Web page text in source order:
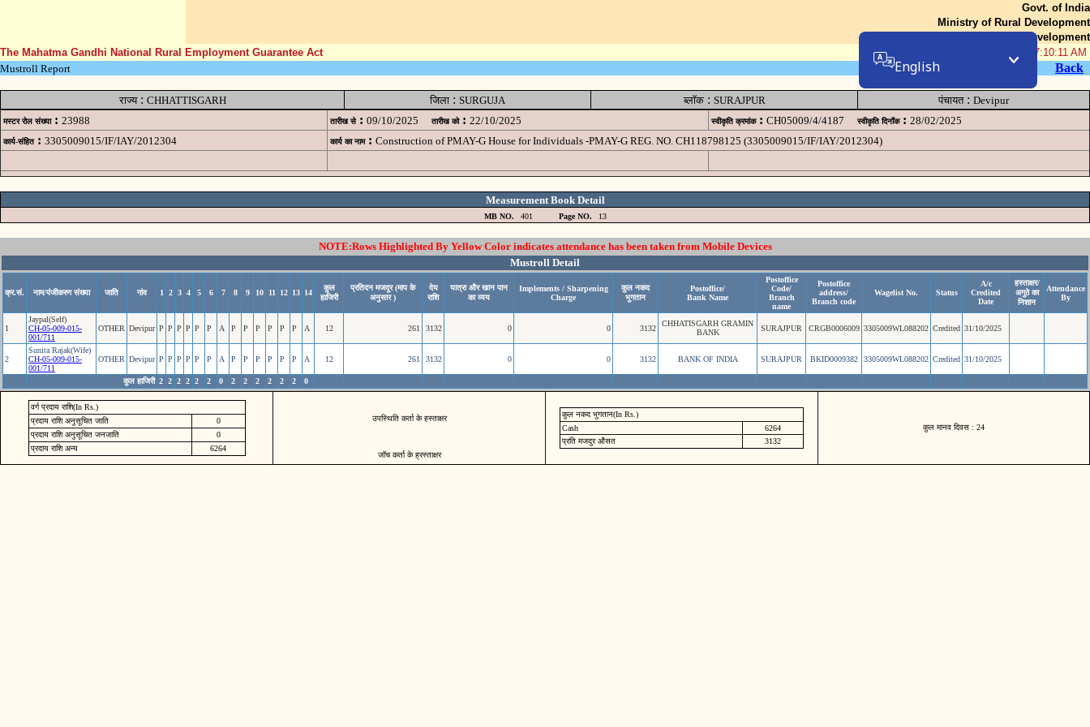
Govt. of India
Ministry of Rural Development
Department of Rural Development
The Mahatma Gandhi National Rural Employment Guarantee Act
08-Aug-2026 07:10:11 AM
Mustroll Report
Back
राज्य: CHHATTISGARH जिला : SURGUJA ब्लॉक: SURAJPUR पंचायत: Devipur
मस्टर रोल संख्या : 23988 तारीख से : 09/10/2025 तारीख को : 22/10/2025 स्वीकृति क्रमांक : CH05009/4/4187 स्वीकृति दिनॉंक : 28/02/2025
कार्य-संहित : 3305009015/IF/IAY/2012304 कार्य का नाम : Construction of PMAY-G House for Individuals -PMAY-G REG. NO. CH118798125 (3305009015/IF/IAY/2012304)
Measurement Book Detail
MB NO. 401 Page NO. 13
NOTE:Rows Highlighted By Yellow Color indicates attendance has been taken from Mobile Devices
Mustroll Detail
क्र.सं. नाम/पंजीकरण संख्या जाति गांव 1 2 3 4 5 6 7 8 9 10 11 12 13 14
कुल
हाजिरी
प्रतिदन मजदूर (माप के
अनुसार )
देय
राशि
यात्रा और खान पान
का व्यय
Implements / Sharpening
Charge
कुल नकद
भुगतान
Postoffice/
Bank Name
Postoffice
Code/
Branch
name
Postoffice
address/
Branch code
Wagelist No. Status
A/c
Credited
Date
हस्ताक्षर/
अगुठे का
निशान
Attendance
By
1
Jaypal(Self)
CH-05-009-015-
001/711
OTHER Devipur P P P P P P A P P P P P P A 12 261 3132 0 0 3132
CHHATISGARH GRAMIN
BANK
SURAJPUR CRGB0006009 3305009WL088202 Credited 31/10/2025
2
Sunita Rajak(Wife)
CH-05-009-015-
001/711
OTHER Devipur P P P P P P A P P P P P P A 12 261 3132 0 0 3132 BANK OF INDIA SURAJPUR BKID0009382 3305009WL088202 Credited 31/10/2025
कुल हाजिरी 2 2 2 2 2 2 0 2 2 2 2 2 2 0
वर्ग प्रदाय राशि(In Rs.)
प्रदाय राशि अनुसूचित जाति
0
प्रदाय राशि अनुसूचित जनजाति
0
प्रदाय राशि अन्य
6264
उपस्थिति कर्ता के हस्ताक्षर
जॉच कर्ता के ह्रस्ताक्षर
कुल नकद भुगतान(In Rs.)
Cash
6264
प्रति मजदुर औसत
3132
कुल मानव दिवस : 24
English